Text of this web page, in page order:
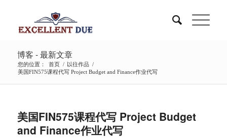
博客 - 最新文章
您的位置： 首页 / 以往作品 /
美国FIN575课程代写 Project Budget and Finance作业代写
美国FIN575课程代写 Project Budget
and Finance作业代写